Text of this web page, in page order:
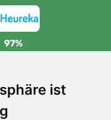
ist
97%
über 80 EUR